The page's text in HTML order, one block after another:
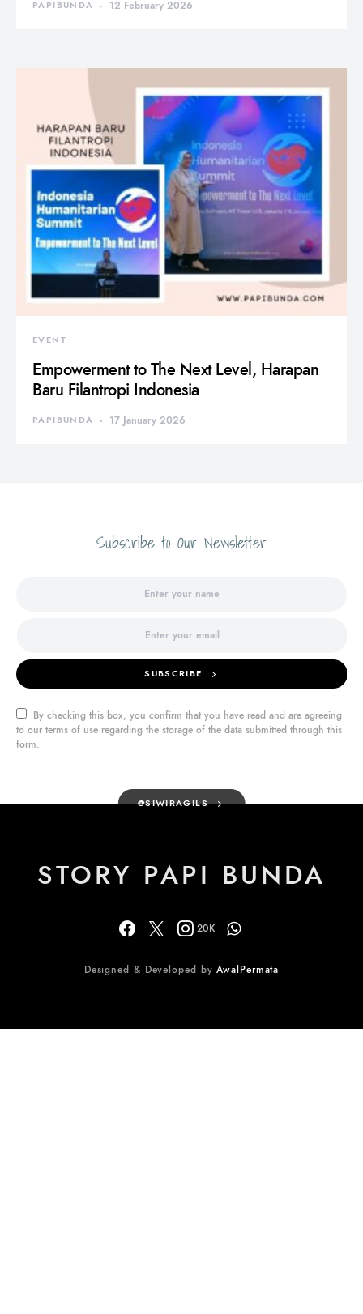
PAPIBUNDA 12 February 2026
EVENT
Empowerment to The Next Level, Harapan
Baru Filantropi Indonesia
PAPIBUNDA 17 January 2026
Subscribe to Our Newsletter
SUBSCRIBE
By checking this box, you confirm that you have read and are agreeing
to our terms of use regarding the storage of the data submitted through this
form.
@SIWIRAGILS
STORY PAPI BUNDA
20K
Designed & Developed byAwalPermata